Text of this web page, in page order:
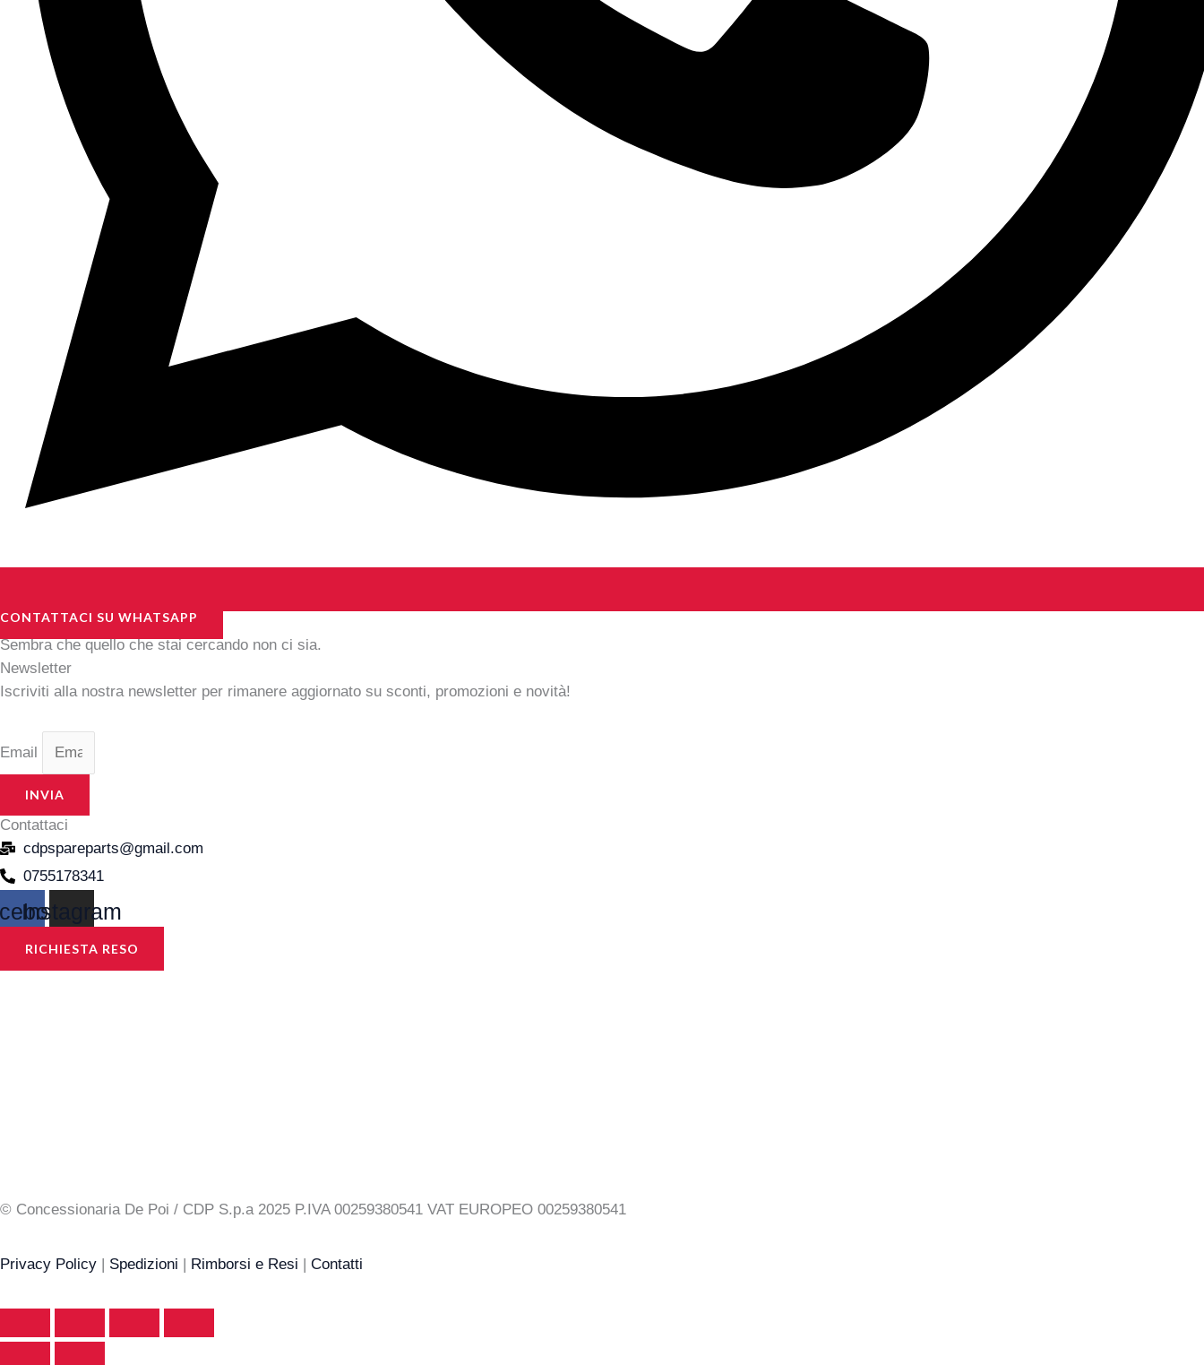
CONTATTACI SU WHATSAPP
Sembra che quello che stai cercando non ci sia.
Newsletter
Iscriviti alla nostra newsletter per rimanere aggiornato su sconti, promozioni e novità!
Email
INVIA
Contattaci
cdpspareparts@gmail.com
0755178341
Instagram
RICHIESTA RESO
© Concessionaria De Poi / CDP S.p.a 2025 P.IVA 00259380541 VAT EUROPEO 00259380541
Privacy Policy | Spedizioni | Rimborsi e Resi | Contatti